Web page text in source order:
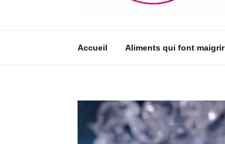
Accueil Aliments qui font maigrir